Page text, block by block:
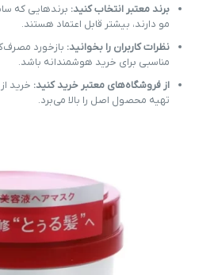
برند معتبر انتخاب کنید: برندهایی که
مو دارند، بیشتر قابل اعتماد هستند.
نظرات کاربران را بخوانید: بازخورد
مناسبی برای خرید هوشمندانه باشد.
از فروشگاه‌های معتبر خرید کنید: خرید
تهیه محصول اصل را بالا می‌برد.